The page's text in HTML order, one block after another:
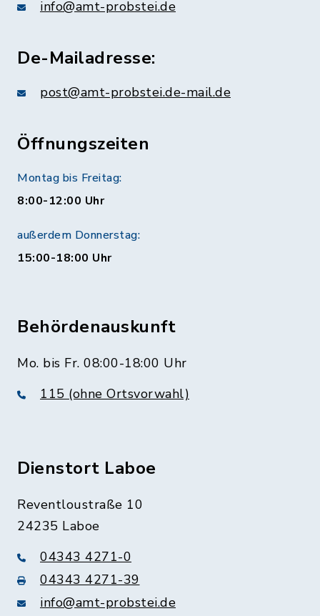
info@amt-probstei.de
De-Mailadresse:
post@amt-probstei.de-mail.de
Öffnungszeiten
Montag bis Freitag:
8:00-12:00 Uhr
außerdem Donnerstag:
15:00-18:00 Uhr
Behördenauskunft
Mo. bis Fr. 08:00-18:00 Uhr
115 (ohne Ortsvorwahl)
Dienstort Laboe
Reventloustraße 10
24235 Laboe
04343 4271-0
04343 4271-39
info@amt-probstei.de